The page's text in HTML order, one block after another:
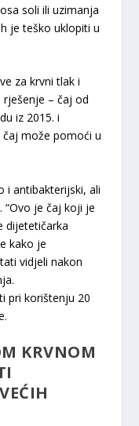
soli ili uzimanja
je teško uklopiti u
za krvni tlak i
– čaj od
iz 2015. i
čaj može pomoći u
i antibakterijski, ali
“Ovo je čaj koji je
dijetetičarka
kako je
vidjeli nakon
pri korištenju 20
KRVNOM